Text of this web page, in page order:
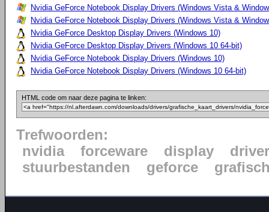
Nvidia GeForce Notebook Display Drivers (Windows Vista &
Nvidia GeForce Notebook Display Drivers (Windows Vista &
Nvidia GeForce Desktop Display Drivers (Windows 10)
Nvidia GeForce Desktop Display Drivers (Windows 10 64-bit)
Nvidia GeForce Notebook Display Drivers (Windows 10)
Nvidia GeForce Notebook Display Drivers (Windows 10 64-bit)
HTML code om naar deze pagina te linken:
Trefwoorden:
nvidia
forceware display
driver
stuurbestanden
geforce